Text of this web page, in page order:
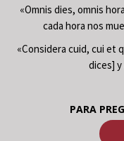
«Omnis dies, omnis
cada hora nos
«Considera cuid, cui et
dices]
PARA